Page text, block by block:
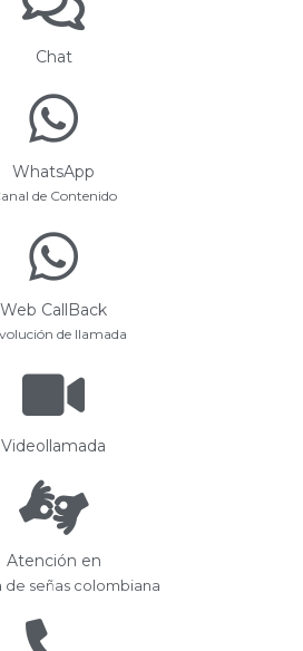
Chat
WhatsApp
de Contenido
Web CallBack
de llamada
Videollamada
Atención en
de señas colombiana